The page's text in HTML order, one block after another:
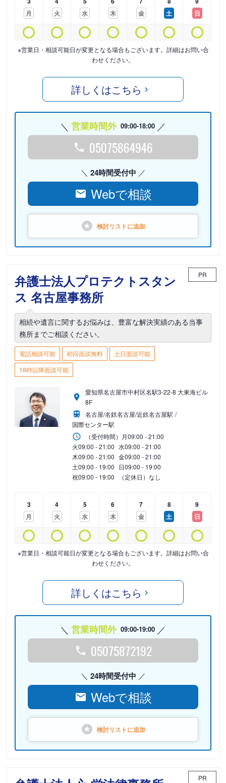
月
火
水
木
金
土
日
※営業日・相談可能日が変更となる場合もございます。詳細はお問い合
わせください。
詳しくはこちら
営業時間外 09:00-18:00
05075864946
24時間受付中
Webで相談
検討リストに追加
弁護士法人プロテクトスタン
ス 名古屋事務所
PR
相続や遺言に関するお悩みは、豊富な解決実績のある当事
務所までご相談ください。
電話相談可能 初回面談無料
土日面談可能
18時以降面談可能
愛知県名古屋市中村区名駅3-22-8 大東海ビル
8F
名古屋/名鉄名古屋/近鉄名古屋駅
国際センター駅
（受付時間） 月09:00 - 21:00
火09:00 - 21:00 水09:00 - 21:00
木09:00 - 21:00 金09:00 - 21:00
土09:00 - 19:00 日09:00 - 19:00
祝09:00 - 19:00 （定休日）なし
3
月
4
火
5
水
6
木
7
金
8
土
9
日
※営業日・相談可能日が変更となる場合もございます。詳細はお問い合
わせください。
詳しくはこちら
営業時間外 09:00-19:00
05075872192
24時間受付中
Webで相談
検討リストに追加
PR